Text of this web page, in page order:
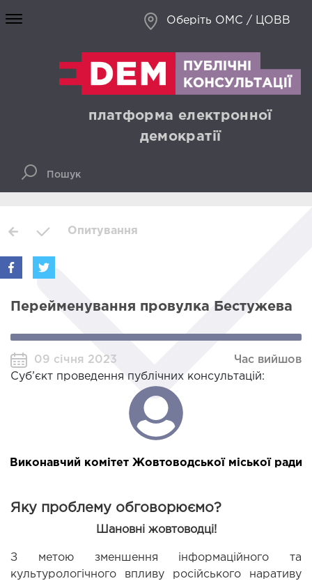
Оберіть ОМС / ЦОВВ
платформа електронної
демократії
Опитування
Перейменування провулка Бестужева
09 січня 2023
Час вийшов
Суб’єкт проведення публічних консультацій:
Виконавчий комітет Жовтоводської міської ради
Яку проблему обговорюємо?
Шановні жовтоводці!
З метою зменшення інформаційного та
культурологічного впливу російського наративу